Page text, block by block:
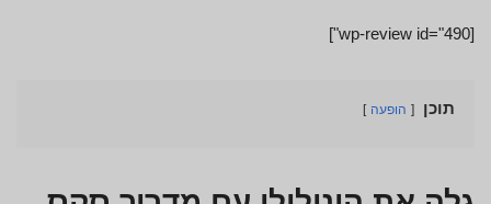
[wp-review id="490"]
תוכן הופעה